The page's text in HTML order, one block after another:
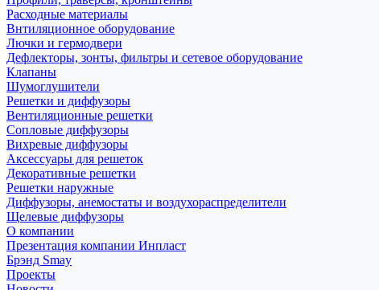
Расходные материалы
Внтиляционное оборудование
Лючки и гермодвери
Дефлекторы, зонты, фильтры и сетевое оборудование
Клапаны
Шумоглушители
Решетки и диффузоры
Вентиляционные решетки
Сопловые диффузоры
Вихревые диффузоры
Аксессуары для решеток
Декоративные решетки
Решетки наружные
Диффузоры, анемостаты и воздухораспределители
Щелевые диффузоры
О компании
Презентация компании Инпласт
Брэнд Smay
Проекты